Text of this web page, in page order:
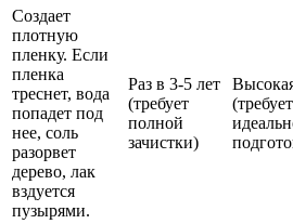
Создает
плотную
пленку. Если
пленка
треснет, вода
попадет под
нее, соль
разорвет
дерево, лак
вздуется
пузырями.
Раз в 3-5 лет
(требует
полной
зачистки)
(требует